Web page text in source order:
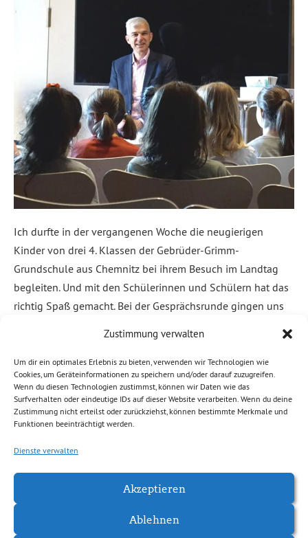
Zustimmung verwalten
Um dir ein optimales Erlebnis zu bieten, verwenden wir Technologien wie
Cookies, um Geräteinformationen zu speichern und/oder darauf zuzugreifen.
Wenn du diesen Technologien zustimmst, können wir Daten wie das
Surfverhalten oder eindeutige IDs auf dieser Website verarbeiten. Wenn du deine
Zustimmung nicht erteilst oder zurückziehst, können bestimmte Merkmale und
Funktionen beeinträchtigt werden.
Dienste verwalten
Akzeptieren
Ablehnen
Ich durfte in der vergangenen Woche die neugierigen
Kinder von drei 4. Klassen der Gebrüder-Grimm-
Grundschule aus Chemnitz bei ihrem Besuch im Landtag
begleiten. Und mit den Schülerinnen und Schülern hat das
richtig Spaß gemacht. Bei der Gesprächsrunde gingen uns
Was ist ein Abgeordneter im Landtag? Wie […]
Weiterlesen
Abgelegt unter: Allgemein ,Kaßberg,Kultur, Bildung, News